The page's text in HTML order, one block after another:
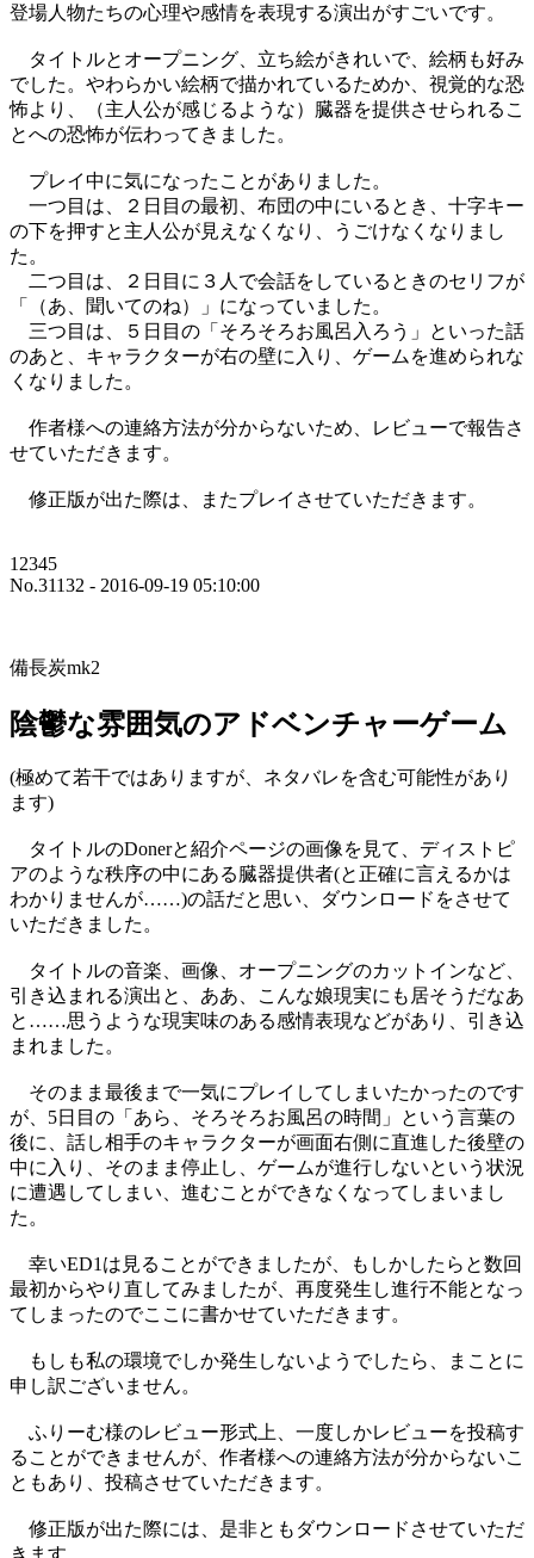
登場人物たちの心理や感情を表現する演出がすごいです。
タイトルとオープニング、立ち絵がきれいで、絵柄も好み
でした。やわらかい絵柄で描かれているためか、視覚的な恐
怖より、（主人公が感じるような）臓器を提供させられるこ
とへの恐怖が伝わってきました。
プレイ中に気になったことがありました。
一つ目は、２日目の最初、布団の中にいるとき、十字キー
の下を押すと主人公が見えなくなり、うごけなくなりまし
た。
二つ目は、２日目に３人で会話をしているときのセリフが
「（あ、聞いてのね）」になっていました。
三つ目は、５日目の「そろそろお風呂入ろう」といった話
のあと、キャラクターが右の壁に入り、ゲームを進められな
くなりました。
作者様への連絡方法が分からないため、レビューで報告さ
せていただきます。
修正版が出た際は、またプレイさせていただきます。
12345
No.31132 - 2016-09-19 05:10:00
備長炭mk2
陰鬱な雰囲気のアドベンチャーゲーム
(極めて若干ではありますが、ネタバレを含む可能性があり
ます)
タイトルのDonerと紹介ページの画像を見て、ディストピ
アのような秩序の中にある臓器提供者(と正確に言えるかは
わかりませんが……)の話だと思い、ダウンロードをさせて
いただきました。
タイトルの音楽、画像、オープニングのカットインなど、
引き込まれる演出と、ああ、こんな娘現実にも居そうだなあ
と……思うような現実味のある感情表現などがあり、引き込
まれました。
そのまま最後まで一気にプレイしてしまいたかったのです
が、5日目の「あら、そろそろお風呂の時間」という言葉の
後に、話し相手のキャラクターが画面右側に直進した後壁の
中に入り、そのまま停止し、ゲームが進行しないという状況
に遭遇してしまい、進むことができなくなってしまいまし
た。
幸いED1は見ることができましたが、もしかしたらと数回
最初からやり直してみましたが、再度発生し進行不能となっ
てしまったのでここに書かせていただきます。
もしも私の環境でしか発生しないようでしたら、まことに
申し訳ございません。
ふりーむ様のレビュー形式上、一度しかレビューを投稿す
ることができませんが、作者様への連絡方法が分からないこ
ともあり、投稿させていただきます。
修正版が出た際には、是非ともダウンロードさせていただ